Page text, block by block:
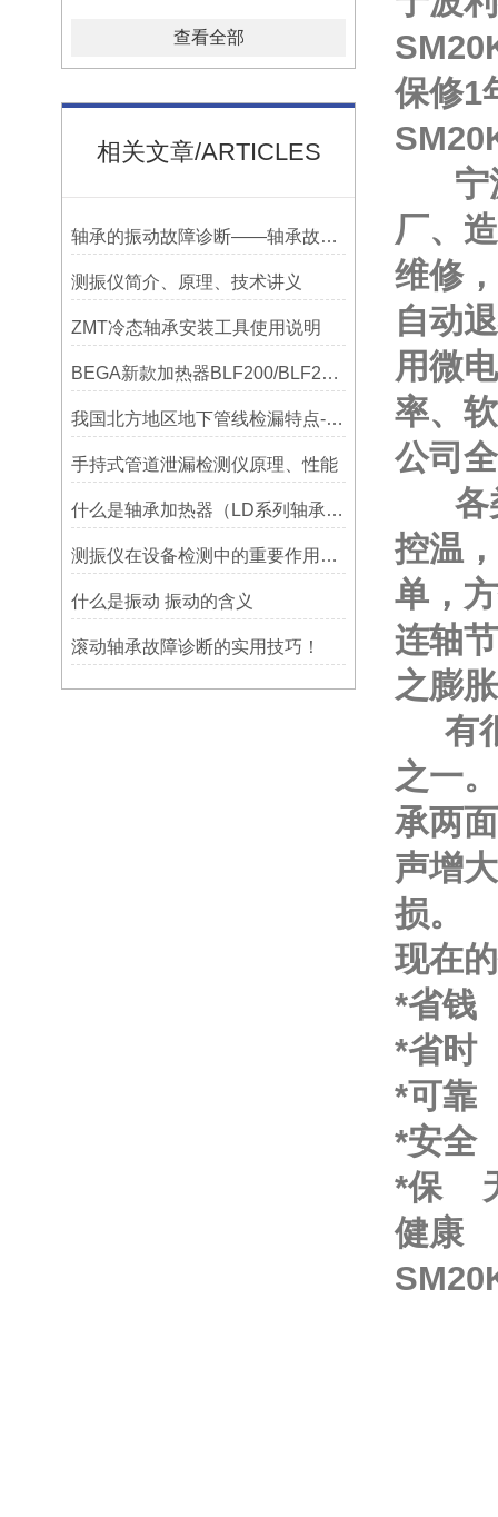
查看全部
相关文章/ARTICLES
轴承的振动故障诊断——轴承故障检测仪
测振仪简介、原理、技术讲义
ZMT冷态轴承安装工具使用说明
BEGA新款加热器BLF200/BLF201/BLF202参数选型表
我国北方地区地下管线检漏特点-宁波利德仪器
手持式管道泄漏检测仪原理、性能
什么是轴承加热器（LD系列轴承加热器）-宁波利德仪器
测振仪在设备检测中的重要作用之简析
什么是振动 振动的含义
滚动轴承故障诊断的实用技巧！
保修1
宁波
厂、
维修
自动
用微
率、
公司
各类
控温
单，
连轴
之膨
有很
之一
承两
声增
损。
现在
*省钱
*省时
*可靠
*安全
*保
健康